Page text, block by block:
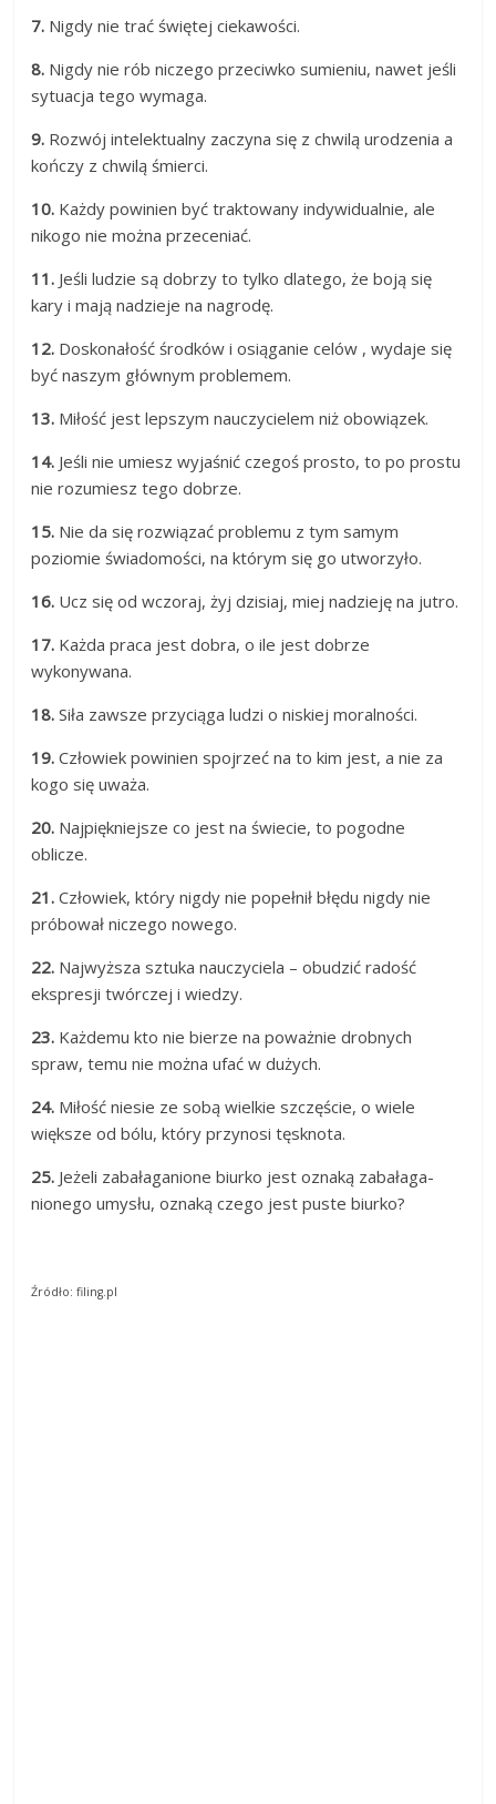
7. Nigdy nie trać świętej ciekawości.
8. Nigdy nie rób niczego przeciwko sumieniu, nawet jeśli
sytuacja tego wymaga.
9. Rozwój intelektualny zaczyna się z chwilą urodzenia a
kończy z chwilą śmierci.
10. Każdy powinien być traktowany indywidualnie, ale
nikogo nie można przeceniać.
11. Jeśli ludzie są dobrzy to tylko dlatego, że boją się
kary i mają nadzieje na nagrodę.
12. Doskonałość środków i osiąganie celów , wydaje się
być naszym głównym problemem.
13. Miłość jest lepszym nauczycielem niż obowiązek.
14. Jeśli nie umiesz wyjaśnić czegoś prosto, to po prostu
nie rozumiesz tego dobrze.
15. Nie da się rozwiązać problemu z tym samym
poziomie świadomości, na którym się go utworzyło.
16. Ucz się od wczoraj, żyj dzisiaj, miej nadzieję na jutro.
17. Każda pra­ca jest dob­ra, o ile jest dob­rze
wykonywana.
18. Siła zawsze przyciąga ludzi o niskiej moralności.
19. Człowiek powinien spojrzeć na to kim jest, a nie za
kogo się uważa.
20. Naj­piękniej­sze co jest na świecie, to po­god­ne
oblicze.
21. Człowiek, który nigdy nie popełnił błędu nigdy nie
próbował niczego nowego.
22. Najwyższa sztuka nauczyciela – obudzić radość
ekspresji twórczej i wiedzy.
23. Każdemu kto nie bierze na poważnie drobnych
spraw, temu nie można ufać w dużych.
24. Miłość niesie ze sobą wiel­kie szczęście, o wiele
większe od bólu, który przy­nosi tęsknota.
25. Jeżeli za­bałaga­nione biur­ko jest oz­naką za­bałaga­
nione­go umysłu, oz­naką cze­go jest pus­te biurko?
Źródło: filing.pl